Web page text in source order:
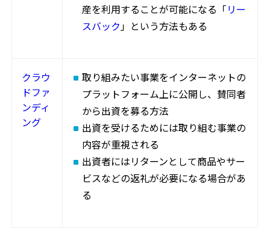
産を利用することが可能になる「リー
スバック」という方法もある
クラウ
ドファ
ンディ
ング
取り組みたい事業をインターネットの
プラットフォーム上に公開し、賛同者
から出資を募る方法
出資を受けるためには取り組む事業の
内容が重視される
出資者にはリターンとして商品やサー
ビスなどの返礼が必要になる場合があ
る